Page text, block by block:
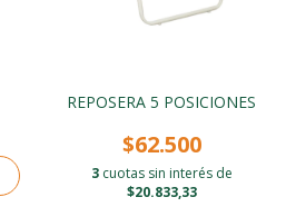
REPOSERA 5 POSICIONES
$62.500
3 cuotas sin interés de
$20.833,33